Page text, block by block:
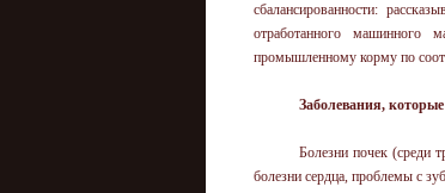
сбалансированности:
отработанного машинного
промышленному корму по
Заболевания,
Болезни почек (среди
болезни сердца, проблемы с